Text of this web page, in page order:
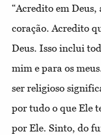
“Acredito em
coração. Acredito
Deus. Isso inclui
mim e para os
ser religioso
por tudo o que Ele
por Ele. Sinto, do